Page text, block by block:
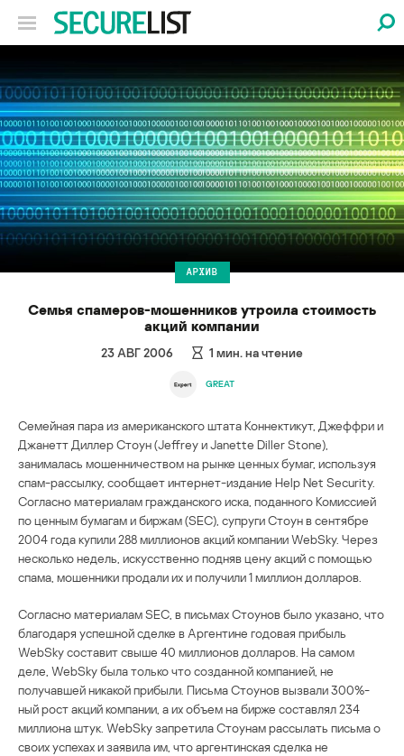
АРХИВ
Семья спамеров-мошенников утроила стоимость
акций компании
23 АВГ 2006 1 мин. на чтение
GREAT
Семейная пара из американского штата Коннектикут, Джеффри и
Джанетт Диллер Стоун (Jeffrey и Janette Diller Stone),
занималась мошенничеством на рынке ценных бумаг, используя
спам-рассылку, сообщает интернет-издание Help Net Security.
Согласно материалам гражданского иска, поданного Комиссией
по ценным бумагам и биржам (SEC), супруги Стоун в сентябре
2004 года купили 288 миллионов акций компании WebSky. Через
несколько недель, искусственно подняв цену акций с помощью
спама, мошенники продали их и получили 1 миллион долларов.
Согласно материалам SEC, в письмах Стоунов было указано, что
благодаря успешной сделке в Аргентине годовая прибыль
WebSky составит свыше 40 миллионов долларов. На самом
деле, WebSky была только что созданной компанией, не
получавшей никакой прибыли. Письма Стоунов вызвали 300%-
ный рост акций компании, а их объем на бирже составлял 234
миллиона штук. WebSky запретила Стоунам рассылать письма о
своих успехах и заявила им, что аргентинская сделка не